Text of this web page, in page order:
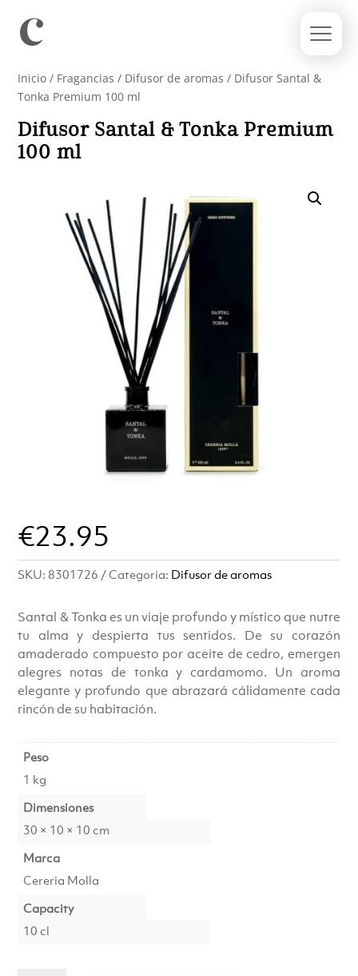
Inicio / Fragancias / Difusor de aromas / Difusor Santal &
Tonka Premium 100 ml
Difusor Santal & Tonka Premium
100 ml
€23.95
SKU: 8301726 Categoría: Difusor de aromas
Santal & Tonka es un viaje profundo y místico que nutre
tu alma y despierta tus sentidos. De su corazón
amaderado compuesto por aceite de cedro, emergen
alegres notas de tonka y cardamomo. Un aroma
elegante y profundo que abrazará cálidamente cada
rincón de su habitación.
Peso
1 kg
Dimensiones
30 × 10 × 10 cm
Marca
Cereria Molla
Capacity
10 cl